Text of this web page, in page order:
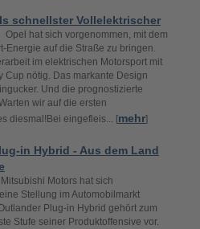
schnellster Vollelektrischer
hat sich vorgenommen, mit dem
Energie auf die Straße zu bringen.
im elektrischen Motorsport mit
Cup nötig. Das markante Design
Und die prognostizierte
wir auf die ersten
diesmal!Bei eingefleis... [mehr]
in Hybrid - Aus dem Land
Motors hat sich
Stellung im Automobilmarkt
Plug-in Hybrid gehört zum
Stufe seiner Produktoffensive vor.